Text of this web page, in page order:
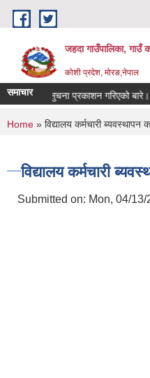
Skip to main content
जहदा गाउँपालिका, गाउँ
कोशी प्रदेश, मोरङ,नेपाल
समाचार
सम्बन्धी सुचना प्रकाशन गरिएको बारे।
You are here
Home » विद्यालय कर्मचारी ब्यवस्थापन
विद्यालय कर्मचारी
Submitted on: Mon, 04/